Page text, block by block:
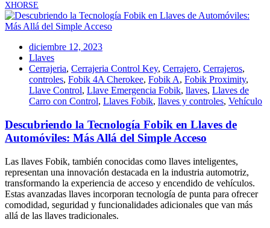
XHORSE
diciembre 12, 2023
Llaves
Cerrajeria, Cerrajeria Control Key, Cerrajero, Cerrajeros,
controles, Fobik 4A Cherokee, Fobik A, Fobik Proximity,
Llave Control, Llave Emergencia Fobik, llaves, Llaves de
Carro con Control, Llaves Fobik, llaves y controles, Vehículo
Descubriendo la Tecnología Fobik en Llaves de
Automóviles: Más Allá del Simple Acceso
Las llaves Fobik, también conocidas como llaves inteligentes,
representan una innovación destacada en la industria automotriz,
transformando la experiencia de acceso y encendido de vehículos.
Estas avanzadas llaves incorporan tecnología de punta para ofrecer
comodidad, seguridad y funcionalidades adicionales que van más
allá de las llaves tradicionales.